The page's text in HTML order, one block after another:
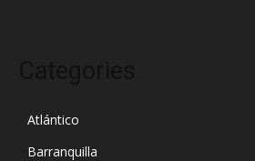
Atlántico
Barranquilla